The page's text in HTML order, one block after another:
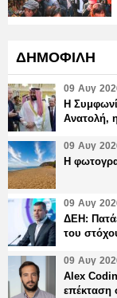
ΔΗΜΟΦΙΛΗ
09 Αυγ
Η
Ανατολή,
09 Αυγ
Η
09 Αυγ
ΔΕΗ:
του
09 Αυγ
Alex
επέκταση